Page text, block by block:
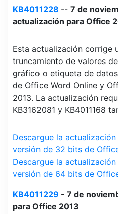
KB4011228 -- 7 de
actualización para Office
Esta actualización corrige
truncamiento de valores
gráfico o etiqueta de
de Office Word Online y
2013. La actualización
KB3162081 y KB4011168
Descargue la actualización
versión de 32 bits de
Descargue la actualización
versión de 64 bits de
KB4011229 - 7 de
para Office 2013